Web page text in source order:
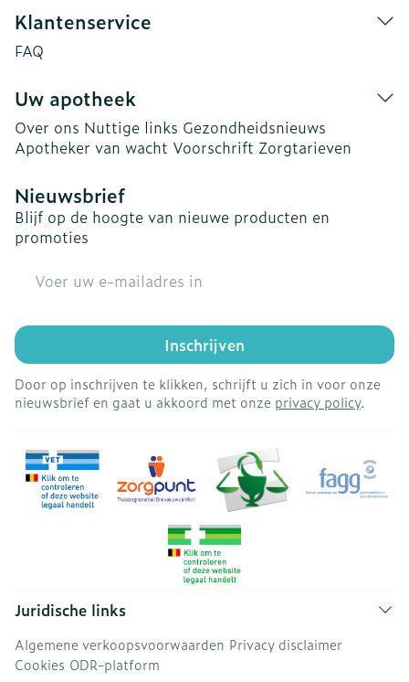
Klantenservice
FAQ
Uw apotheek
Over ons Nuttige links Gezondheidsnieuws
Apotheker van wacht Voorschrift Zorgtarieven
Nieuwsbrief
Blijf op de hoogte van nieuwe producten en
promoties
Inschrijven
Door op inschrijven te klikken, schrijft u zich in voor onze
nieuwsbrief en gaat u akkoord met onze privacy policy.
Juridische links
Algemene verkoopsvoorwaarden Privacy disclaimer
Cookies ODR-platform